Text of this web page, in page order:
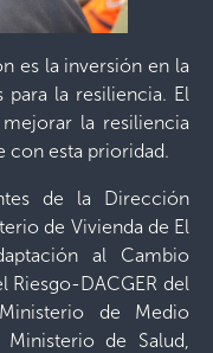
es la inversión en la
la resiliencia. El
la resiliencia
con esta prioridad.
de la Dirección
de Vivienda de El
al Cambio
Riesgo-DACGER del
de Medio
de Salud,